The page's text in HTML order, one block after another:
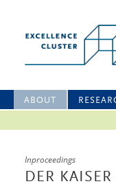
ABOUT
Inproceedings
DER